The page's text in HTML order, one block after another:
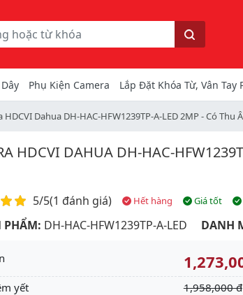
Tìm kiếm
Phụ Kiện Camera Lắp Đặt Khóa Từ, Vân Tay
HDCVI Dahua DH-HAC-HFW1239TP-A-LED 2MP - Có Thu
HDCVI DAHUA DH-HAC-
Điểm đánh giá
5/5(1 đánh giá) Hết hàng Giá tốt
PHẨM: DH-HAC-HFW1239TP-A-LED DANH
yết 1,958,000 đ